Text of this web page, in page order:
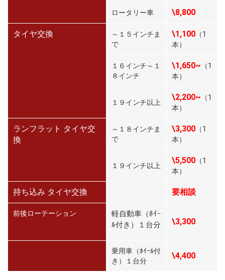
ロータリー車 \8,800
タイヤ交換
～１５インチま
で
\1,100 （1
本）
１６インチ～１
８インチ
\1,650~ （1
本）
１９インチ以上
\2,200~ （1
本）
ランフラット タイヤ交
換
～１８インチま
で
\3,300 （1
本）
１９インチ以上
\5,500 （1
本）
持ち込み タイヤ交換 要相談
前後ローテーション
軽自動車（ﾎｲｰ
ﾙ付き）１台分
\3,300
乗用車（ﾎｲｰﾙ付
き）１台分
\4,400